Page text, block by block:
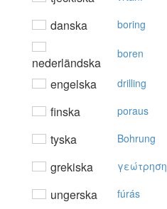
danska boring
nederländska
boren
engelska drilling
finska poraus
tyska Bohrung
grekiska γεώτρηση
ungerska fúrás